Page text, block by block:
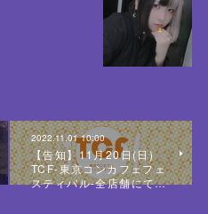
2022.11.01 10:00
【告知】11月20日(日)
TCF-東京コンカフェフェ
スティバル-全店舗にて…